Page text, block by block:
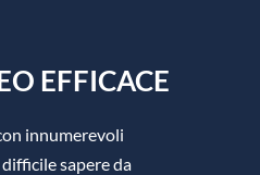
EFFICACE
innumerevoli
sapere da